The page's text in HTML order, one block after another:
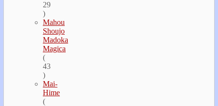
29
)
Mahou
Shoujo
Madoka
Magica
(
43
)
Mai-
Hime
(